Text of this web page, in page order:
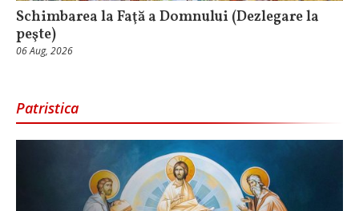
Schimbarea la Faţă a Domnului (Dezlegare la
peşte)
06 Aug, 2026
Patristica